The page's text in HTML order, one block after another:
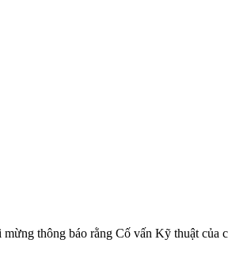
thông báo rằng Cố vấn Kỹ thuật của